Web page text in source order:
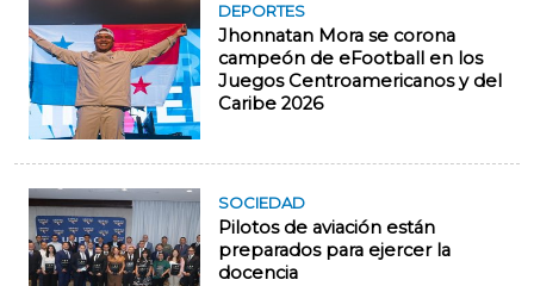
DEPORTES
Jhonnatan Mora se corona
campeón de eFootball en los
Juegos Centroamericanos y del
Caribe 2026
SOCIEDAD
Pilotos de aviación están
preparados para ejercer la
docencia